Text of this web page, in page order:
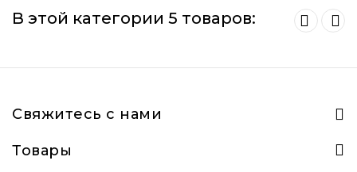
В этой категории 5 товаров:
Свяжитесь с нами
Товары